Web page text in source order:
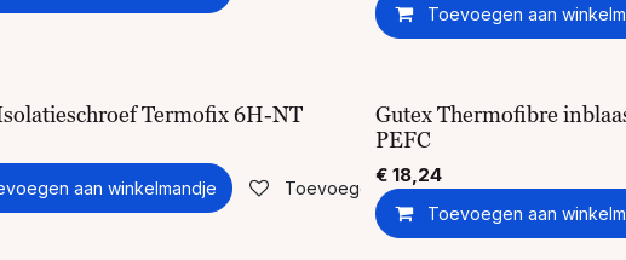
Toevoegen aan
Termofix 6H-NT
aan winkelmandje Toevoegen aan verlanglijst
Gutex Thermofibre
PEFC
€ 18,24
Toevoegen aan